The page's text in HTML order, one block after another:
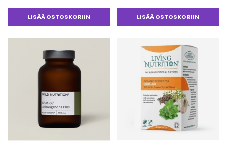
Arvostelu
tuotteesta:LISÄÄ OSTOSKORIIN LISÄÄ OSTOSKORIIN